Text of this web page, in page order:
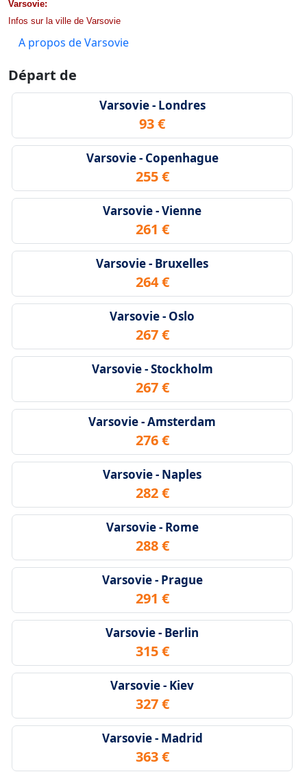
Varsovie:
Infos sur la ville de Varsovie
A propos de Varsovie
Départ de
Varsovie - Londres
93 €
Varsovie - Copenhague
255 €
Varsovie - Vienne
261 €
Varsovie - Bruxelles
264 €
Varsovie - Oslo
267 €
Varsovie - Stockholm
267 €
Varsovie - Amsterdam
276 €
Varsovie - Naples
282 €
Varsovie - Rome
288 €
Varsovie - Prague
291 €
Varsovie - Berlin
315 €
Varsovie - Kiev
327 €
Varsovie - Madrid
363 €